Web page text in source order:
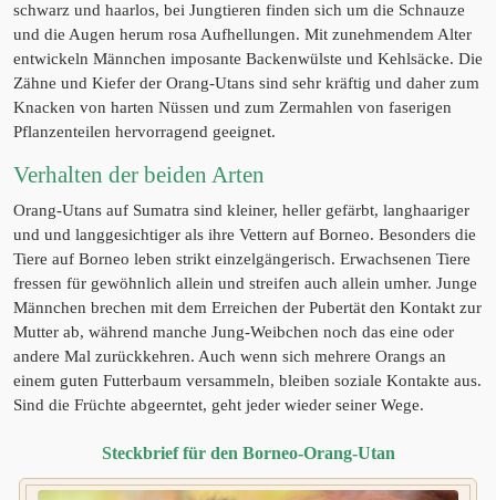
schwarz und haarlos, bei Jungtieren finden sich um die Schnauze
und die Augen herum rosa Aufhellungen. Mit zunehmendem Alter
entwickeln Männchen imposante Backenwülste und Kehlsäcke. Die
Zähne und Kiefer der Orang-Utans sind sehr kräftig und daher zum
Knacken von harten Nüssen und zum Zermahlen von faserigen
Pflanzenteilen hervorragend geeignet.
Verhalten der beiden Arten
Orang-Utans auf Sumatra sind kleiner, heller gefärbt, langhaariger
und und langgesichtiger als ihre Vettern auf Borneo. Besonders die
Tiere auf Borneo leben strikt einzelgängerisch. Erwachsenen Tiere
fressen für gewöhnlich allein und streifen auch allein umher. Junge
Männchen brechen mit dem Erreichen der Pubertät den Kontakt zur
Mutter ab, während manche Jung-Weibchen noch das eine oder
andere Mal zurückkehren. Auch wenn sich mehrere Orangs an
einem guten Futterbaum versammeln, bleiben soziale Kontakte aus.
Sind die Früchte abgeerntet, geht jeder wieder seiner Wege.
Steckbrief für den Borneo-Orang-Utan